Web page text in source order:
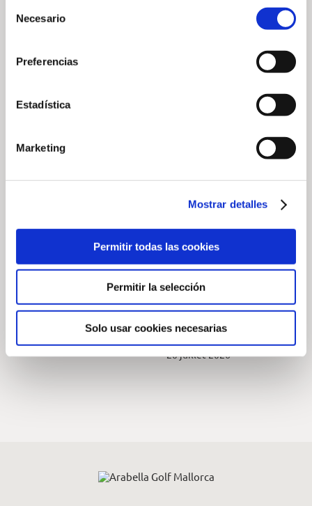
Necesario
Preferencias
Estadística
Marketing
Mostrar detalles
Permitir todas las cookies
Permitir la selección
Solo usar cookies necesarias
7 août 2026
à l’Arabella Golf
Mallorca
20 juillet 2026